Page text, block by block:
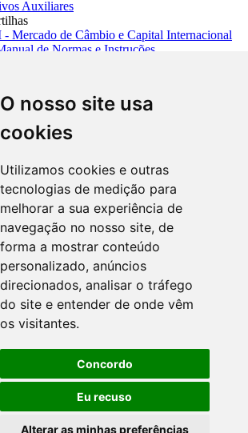
O nosso site usa
cookies
Utilizamos cookies e outras
tecnologias de medição para
melhorar a sua experiência de
navegação no nosso site, de
forma a mostrar conteúdo
personalizado, anúncios
direcionados, analisar o tráfego
do site e entender de onde vêm
os visitantes.
Concordo
Eu recuso
Alterar as minhas preferências
Auxiliares
Mercado de Câmbio e Capital Internacional
de Normas e Instruções
Manual de Títulos e Valores Mobiliários
de Crédito Rural
- Manual de Organização do SFN
Manual de Supervisão Bancária
- Catálogo de Documentos
- Classificação Nacional de
Econômicas
do BCB
Auxiliares do BCB e Cosif-e
Diárias Governamentais
da República
Nacionais Reguladoras
Textos
Discussão